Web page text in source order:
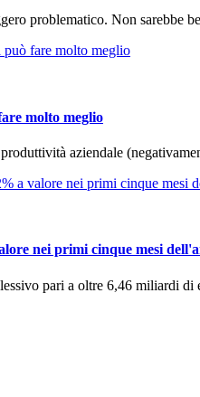
problematico. Non sarebbe
molto meglio
aziendale
nei primi cinque mesi
pari a oltre 6,46 miliardi